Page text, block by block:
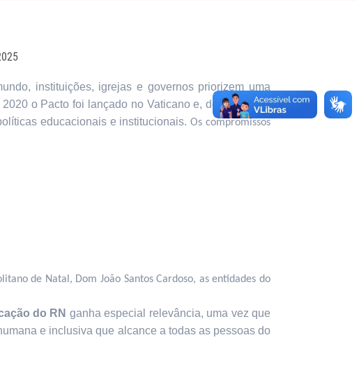
instituições, igrejas e governos priorizem uma
o Pacto foi lançado no Vaticano e, desde então,
educacionais e institucionais. Os compromissos
de Natal, Dom João Santos Cardoso, as entidades do
do RN ganha especial relevância, uma vez que
e inclusiva que alcance a todas as pessoas do